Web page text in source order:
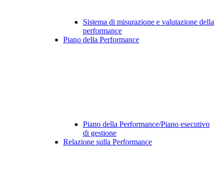
Sistema di misurazione e valutazione della
performance
Piano della Performance
Piano della Performance/Piano esecutivo
di gestione
Relazione sulla Performance